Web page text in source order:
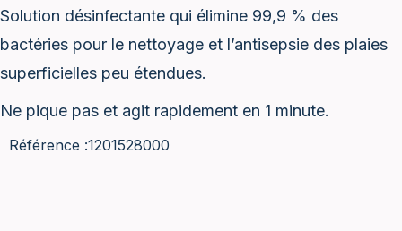
Solution désinfectante qui élimine 99,9 % des
bactéries pour le nettoyage et l’antisepsie des plaies
superficielles peu étendues.
Ne pique pas et agit rapidement en 1 minute.
Référence :1201528000